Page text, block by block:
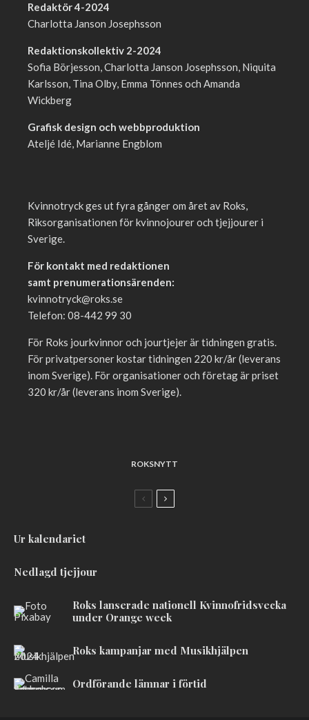
Redaktör 4-2024
Charlotta Janson Josephsson
Redaktionskollektiv 2-2024
Sofia Börjesson, Charlotta Janson Josephsson, Niquita
Karlsson, Tina Olby, Emma Tönnes och Amanda
Wickberg
Grafisk design och webbproduktion
Ateljé Idé, Marianne Engblom
Kvinnotryck ges ut fyra gånger om året av Roks,
Riksorganisationen för kvinnojourer och tjejjourer i
Sverige.
För kontakt med redaktionen
samt prenumerationsärenden:
kvinnotryck@roks.se
Telefon: 08-442 99 30
För Roks jourkvinnor och jourtjejer är tidningen gratis.
För privatpersoner kostar tidningen 220 kr/år (leverans
inom Sverige). För organisationer och företag är priset
320 kr/år (leverans inom Sverige).
ROKSNYTT
Ur kalendariet
Nedlagd tjejjour
Roks lanserade nationell Kvinnofridsvecka
under Orange week
Roks kampanjar med Musikhjälpen
Ordförande lämnar i förtid